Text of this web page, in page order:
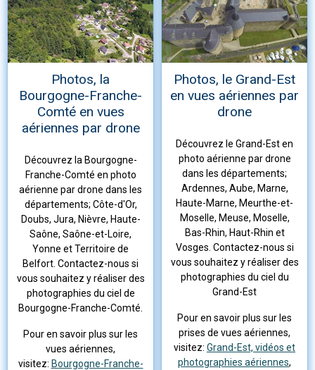
Photos, la
Bourgogne-Franche-
Comté en vues
aériennes par drone
Découvrez la Bourgogne-
Franche-Comté en photo
aérienne par drone dans les
départements; Côte-d'Or,
Doubs, Jura, Nièvre, Haute-
Saône, Saône-et-Loire,
Yonne et Territoire de
Belfort. Contactez-nous si
vous souhaitez y réaliser des
photographies du ciel de
Bourgogne-Franche-Comté.
Pour en savoir plus sur les
vues aériennes,
visitez: Bourgogne-Franche-
Photos, le Grand-Est
en vues aériennes par
drone
Découvrez le Grand-Est en
photo aérienne par drone
dans les départements;
Ardennes, Aube, Marne,
Haute-Marne, Meurthe-et-
Moselle, Meuse, Moselle,
Bas-Rhin, Haut-Rhin et
Vosges. Contactez-nous si
vous souhaitez y réaliser des
photographies du ciel du
Grand-Est
Pour en savoir plus sur les
prises de vues aériennes,
visitez: Grand-Est, vidéos et
photographies aériennes,